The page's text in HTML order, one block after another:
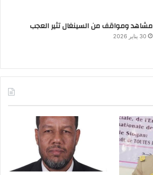
مشاهد ومواقف من السينغال تثير العجب
30 يناير 2026